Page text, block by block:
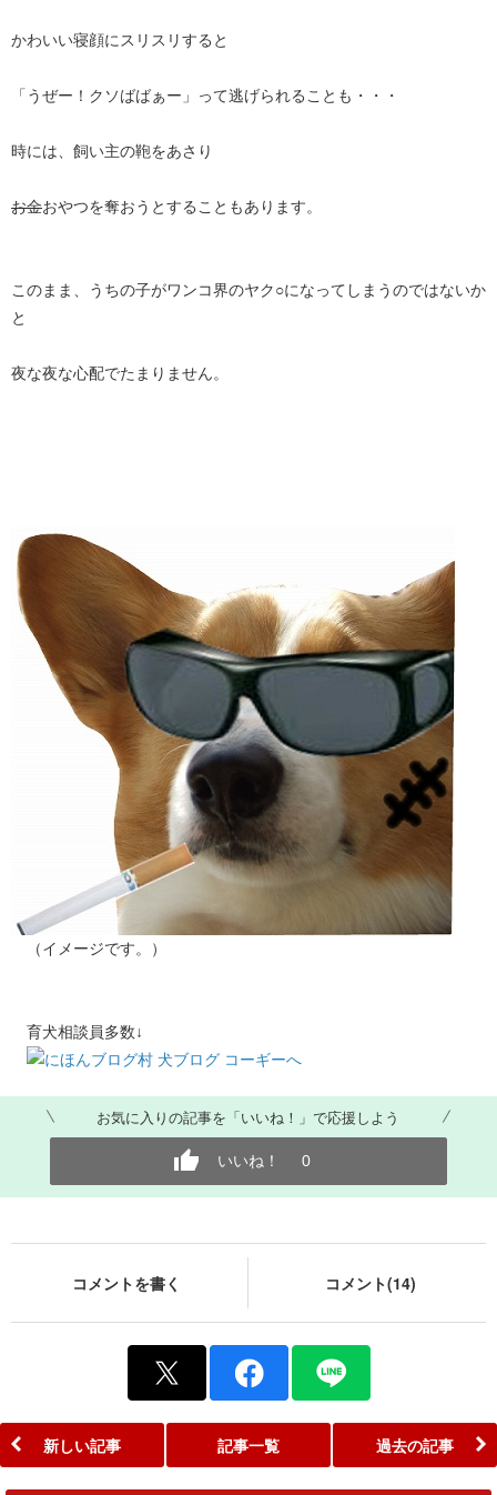
かわいい寝顔にスリスリすると
「うぜー！クソばばぁー」って逃げられることも・・・
時には、飼い主の鞄をあさり
お金おやつを奪おうとすることもあります。
このまま、うちの子がワンコ界のヤク○になってしまうのではないか
と
夜な夜な心配でたまりません。
（イメージです。）
育犬相談員多数↓
お気に入りの記事を「いいね！」で応援しよう
いいね！ 0
コメントを書く コメント(14)
新しい記事 記事一覧 過去の記事